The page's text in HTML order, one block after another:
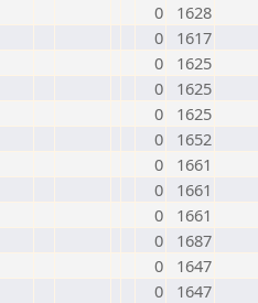
0
1628
0
1617
0
1625
0
1625
0
1625
0
1652
0
1661
0
1661
0
1661
0
1687
0
1647
0
1647